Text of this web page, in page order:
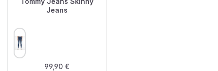
Jeans
FARBE
Regulärer Preis:
99,90 €